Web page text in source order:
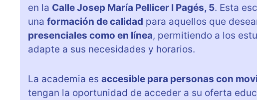
en la Calle Josep María Pellicer I Pagés, 5. Esta
una formación de calidad para aquellos que
presenciales como en línea, permitiendo a los
adapte a sus necesidades y horarios.
La academia es accesible para personas con
tengan la oportunidad de acceder a su oferta